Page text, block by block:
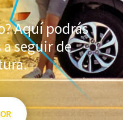
Aquí podrás
seguir de